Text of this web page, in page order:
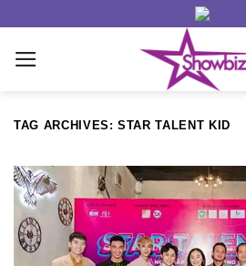
content
TAG ARCHIVES:STAR TALENT KID